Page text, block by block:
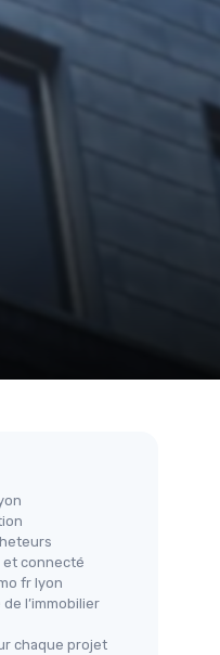
et connecté
fr lyon
l’immobilier
chaque projet